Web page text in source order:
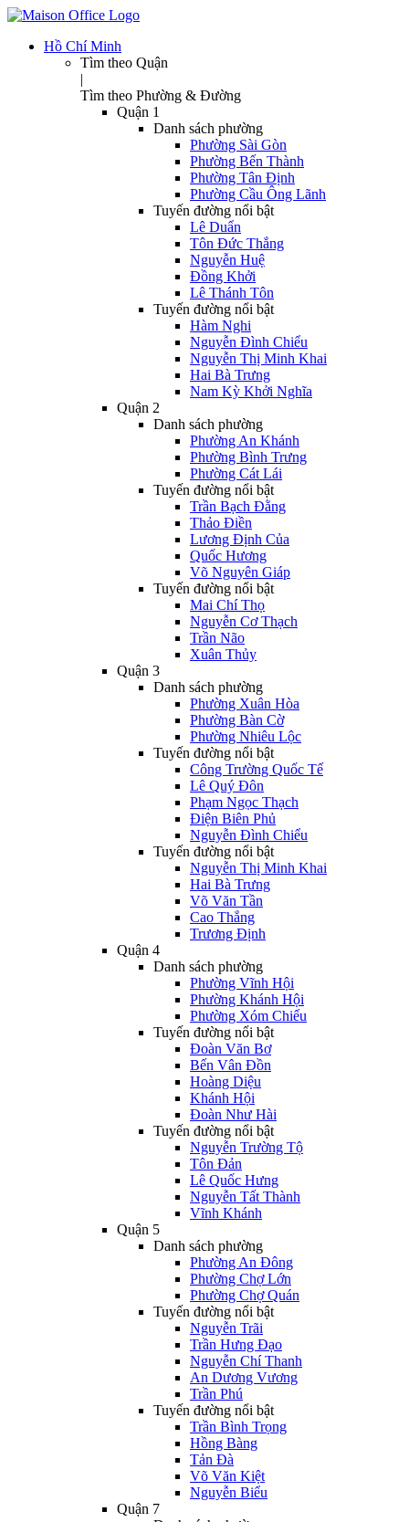
Hồ Chí Minh
Tìm theo Quận
|
Tìm theo Phường & Đường
Quận 1
Danh sách phường
Phường Sài Gòn
Phường Bến Thành
Phường Tân Định
Phường Cầu Ông Lãnh
Tuyến đường nổi bật
Lê Duẩn
Tôn Đức Thắng
Nguyễn Huệ
Đồng Khởi
Lê Thánh Tôn
Tuyến đường nổi bật
Hàm Nghi
Nguyễn Đình Chiểu
Nguyễn Thị Minh Khai
Hai Bà Trưng
Nam Kỳ Khởi Nghĩa
Quận 2
Danh sách phường
Phường An Khánh
Phường Bình Trưng
Phường Cát Lái
Tuyến đường nổi bật
Trần Bạch Đằng
Thảo Điền
Lương Định Của
Quốc Hương
Võ Nguyên Giáp
Tuyến đường nổi bật
Mai Chí Thọ
Nguyễn Cơ Thạch
Trần Não
Xuân Thủy
Quận 3
Danh sách phường
Phường Xuân Hòa
Phường Bàn Cờ
Phường Nhiêu Lộc
Tuyến đường nổi bật
Công Trường Quốc Tế
Lê Quý Đôn
Phạm Ngọc Thạch
Điện Biên Phủ
Nguyễn Đình Chiểu
Tuyến đường nổi bật
Nguyễn Thị Minh Khai
Hai Bà Trưng
Võ Văn Tần
Cao Thắng
Trương Định
Quận 4
Danh sách phường
Phường Vĩnh Hội
Phường Khánh Hội
Phường Xóm Chiếu
Tuyến đường nổi bật
Đoàn Văn Bơ
Bến Vân Đồn
Hoàng Diệu
Khánh Hội
Đoàn Như Hài
Tuyến đường nổi bật
Nguyễn Trường Tộ
Tôn Đản
Lê Quốc Hưng
Nguyễn Tất Thành
Vĩnh Khánh
Quận 5
Danh sách phường
Phường An Đông
Phường Chợ Lớn
Phường Chợ Quán
Tuyến đường nổi bật
Nguyễn Trãi
Trần Hưng Đạo
Nguyễn Chí Thanh
An Dương Vương
Trần Phú
Tuyến đường nổi bật
Trần Bình Trọng
Hồng Bàng
Tản Đà
Võ Văn Kiệt
Nguyễn Biểu
Quận 7